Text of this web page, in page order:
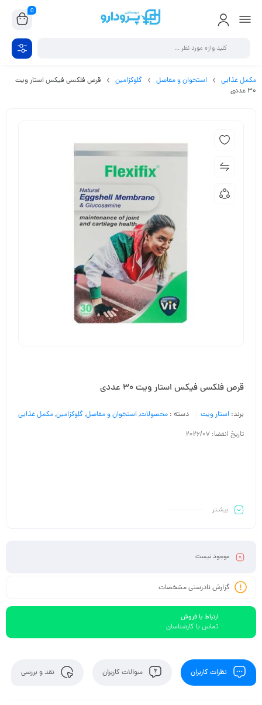
0
مکمل غذایی استخوان و مفاصل گلوکزامین
قرص فلکسی فیکس استار ویت
30 عددی
قرص فلکسی فیکس استار ویت 30 عددی
برند: استار ویت دسته : محصولات,استخوان و مفاصل,گلوکزامین,مکمل غذایی
تاریخ انقضا: 2026/07
بیشـتر
موجود نیست
گزارش نادرستی مشخصات
ارتباط با فروش
تماس با کارشناسان
نظرات کاربران سوالات کاربران نقد و بررسی